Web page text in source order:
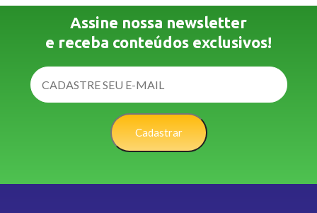
Assine nossa newsletter
e receba conteúdos exclusivos!
Cadastrar